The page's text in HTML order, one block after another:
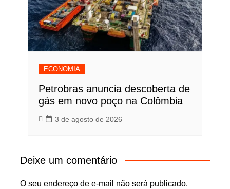
ECONOMIA
Petrobras anuncia descoberta de
gás em novo poço na Colômbia
3 de agosto de 2026
Deixe um comentário
O seu endereço de e-mail não será publicado.